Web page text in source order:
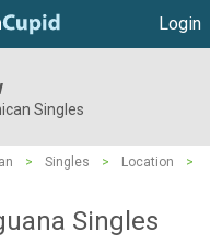
Login
Singles
> Singles > Location
>
Singles